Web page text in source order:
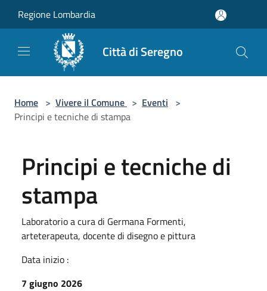
Regione Lombardia
Città di Seregno
Home > Vivere il Comune > Eventi >
Principi e tecniche di stampa
Principi e tecniche di
stampa
Laboratorio a cura di Germana Formenti,
arteterapeuta, docente di disegno e pittura
Data inizio :
7 giugno 2026